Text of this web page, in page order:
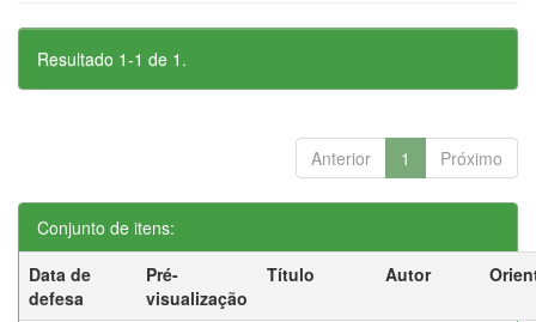
Resultado 1-1 de 1.
Anterior 1 Próximo
Conjunto de itens:
Data de
defesa
Pré-
visualização
Título Autor